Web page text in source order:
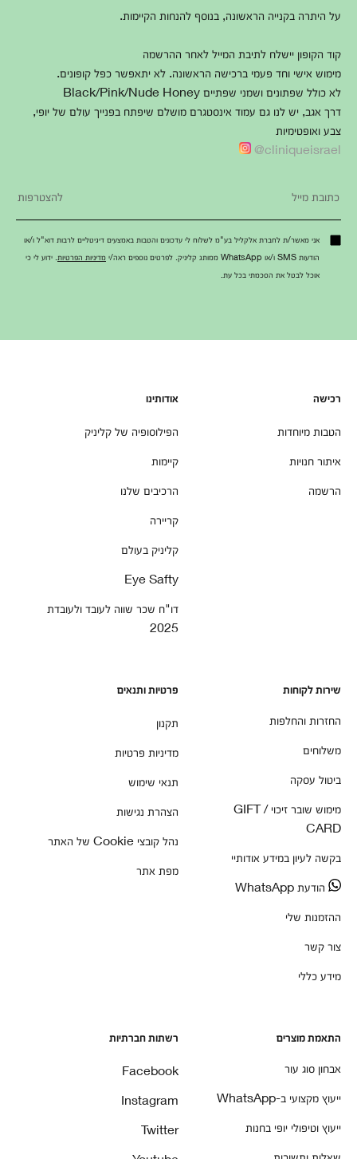
על היתרה בקנייה הראשונה, בנוסף להנחות הקיימות.
קוד הקופון יישלח לתיבת המייל לאחר ההרשמה
מימוש אישי וחד פעמי ברכישה הראשונה. לא יתאפשר כפל קופונים.
לא כולל שפתונים ושמני שפתיים Black/Pink/Nude Honey
דרך אגב, יש לנו גם עמוד אינסטגרם מושלם שיפתח בפנייך עולם של יופי,
צבע ואופטימיות
cliniqueisrael@
אני מאשר/ת לחברת אלקליל בע"מ לשלוח לי עדכונים והטבות באמצעים דיגיטליים לרבות דוא"ל ו/או
הודעות SMS ו/או WhatsApp ממותג קליניק. לפרטים נוספים ראה/י
מדיניות הפרטיות . ידוע לי כי
אוכל לבטל את הסכמתי בכל עת.
רכישה
הטבות מיוחדות
איתור חנויות
הרשמה
אודותינו
הפילוסופיה של קליניק
קיימות
הרכיבים שלנו
קריירה
קליניק בעולם
Eye Safty
דו"ח שכר שווה לעובד ולעובדת
2025
שירות לקוחות
החזרות והחלפות
משלוחים
ביטול עסקה
מימוש שובר זיכוי / GIFT
CARD
בקשה לעיון במידע אודותיי
הודעת WhatsApp
ההזמנות שלי
צור קשר
מידע כללי
פרטיות ותנאים
תקנון
מדיניות פרטיות
תנאי שימוש
הצהרת נגישות
נהל קובצי Cookie של האתר
מפת אתר
התאמת מוצרים
אבחון סוג עור
ייעוץ מקצועי ב-WhatsApp
ייעוץ וטיפולי יופי בחנות
שאלות ותשובות
רשתות חברתיות
Facebook
Instagram
Twitter